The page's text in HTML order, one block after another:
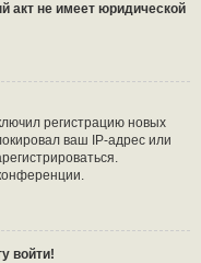
акт не имеет юридической
регистрацию новых
ваш IP-адрес или
войти!